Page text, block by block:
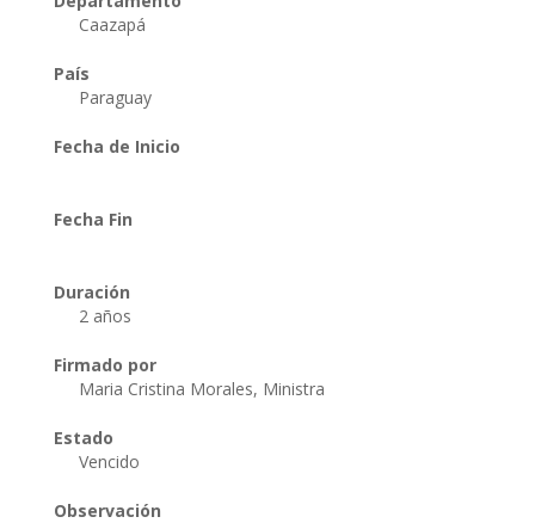
Caazapá
País
Paraguay
Fecha de Inicio
Fecha Fin
Duración
2 años
Firmado por
Maria Cristina Morales, Ministra
Estado
Vencido
Observación